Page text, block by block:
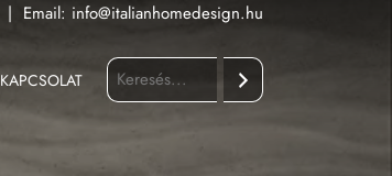
| Email: info@italianhomedesign.hu
KAPCSOLAT